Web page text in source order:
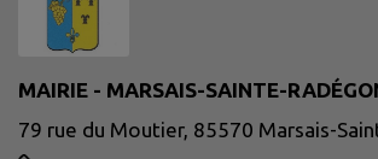
MAIRIE - MARSAIS-SAINTE-
79 rue du Moutier, 85570 Marsais-